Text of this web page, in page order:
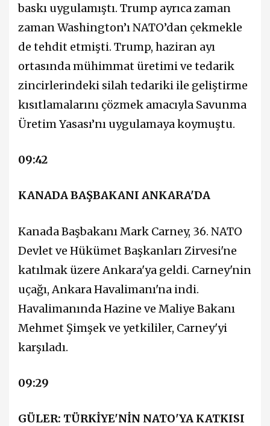
baskı uygulamıştı. Trump ayrıca zaman
zaman Washington’ı NATO’dan çekmekle
de tehdit etmişti. Trump, haziran ayı
ortasında mühimmat üretimi ve tedarik
zincirlerindeki silah tedariki ile geliştirme
kısıtlamalarını çözmek amacıyla Savunma
Üretim Yasası’nı uygulamaya koymuştu.
09:42
KANADA BAŞBAKANI ANKARA'DA
Kanada Başbakanı Mark Carney, 36.⁠ ⁠NATO
Devlet ve Hükümet Başkanları Zirvesi'ne
katılmak üzere Ankara'ya geldi. Carney'nin
uçağı, Ankara Havalimanı'na indi.
Havalimanında Hazine ve Maliye Bakanı
Mehmet Şimşek ve yetkililer, Carney'yi
karşıladı.​​​​​​​
09:29
GÜLER: TÜRKİYE'NİN NATO'YA KATKISI